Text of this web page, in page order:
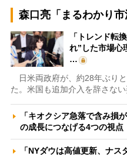
森口亮「まるわかり市
「トレンド転
れ”した市場心
…
日米両政府が、約28年ぶり
た。米国も追加介入を辞さな
「キオクシア急落で含み損
の成長につなげる4つの視
「NYダウは高値更新、ナ